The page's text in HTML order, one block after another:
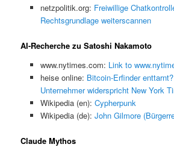
netzpolitik.org: Freiwillige
Rechtsgrundlage weiterscannen
AI-Recherche zu Satoshi Nakamoto
www.nytimes.com: Link to
heise online: Bitcoin-Erfinder
Unternehmer widerspricht New York
Wikipedia (en): Cypherpunk
Wikipedia (de): John Gilmore
Claude Mythos